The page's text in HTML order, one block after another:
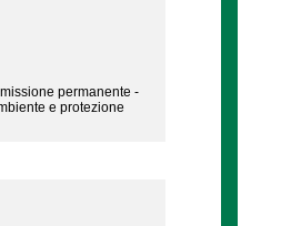
permanente -
e protezione